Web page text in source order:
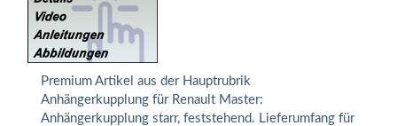
Premium Artikel aus der Hauptrubrik
Anhängerkupplung für Renault Master:
Anhängerkupplung starr, feststehend. Lieferumfang für